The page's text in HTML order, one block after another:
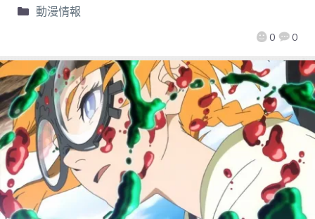
0 0
動漫情報